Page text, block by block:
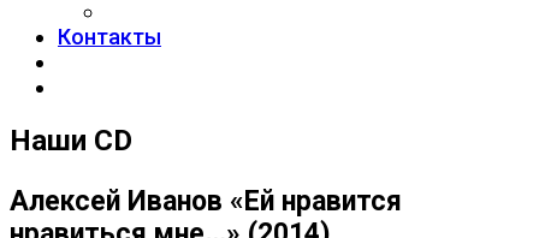
Контакты
Наши CD
Алексей Иванов «Ей нравится